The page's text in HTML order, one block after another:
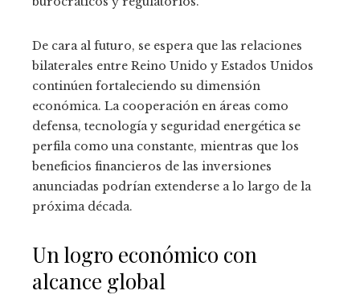
De cara al futuro, se espera que las relaciones
bilaterales entre Reino Unido y Estados Unidos
continúen fortaleciendo su dimensión
económica. La cooperación en áreas como
defensa, tecnología y seguridad energética se
perfila como una constante, mientras que los
beneficios financieros de las inversiones
anunciadas podrían extenderse a lo largo de la
próxima década.
Un logro económico con
alcance global